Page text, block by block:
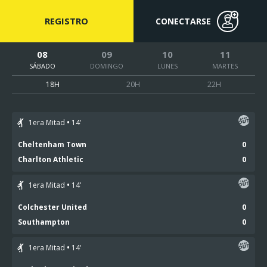
REGISTRO CONECTARSE
08
SÁBADO
09
DOMINGO
10
LUNES
11
MARTES
18H 20H 22H
1era Mitad 14'
Cheltenham Town
0
Charlton Athletic
0
1era Mitad 14'
Colchester United
0
Southampton
0
1era Mitad 14'